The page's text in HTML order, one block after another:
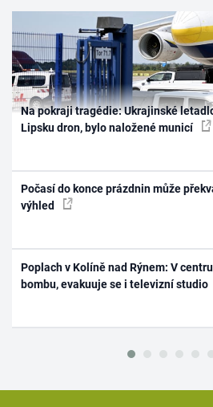
Na pokraji tragédie: Ukrajinské
Lipsku dron, bylo naložené municí
Počasí do konce prázdnin může
výhled
Poplach v Kolíně nad Rýnem: V
bombu, evakuuje se i televizní studio